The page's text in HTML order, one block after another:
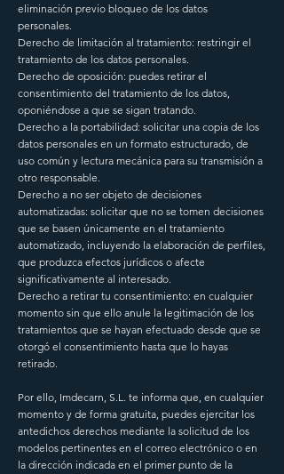
eliminación previo bloqueo de los datos
personales.
Derecho de limitación al tratamiento: restringir el
tratamiento de los datos personales.
Derecho de oposición: puedes retirar el
consentimiento del tratamiento de los datos,
oponiéndose a que se sigan tratando.
Derecho a la portabilidad: solicitar una copia de los
datos personales en un formato estructurado, de
uso común y lectura mecánica para su transmisión a
otro responsable.
Derecho a no ser objeto de decisiones
automatizadas: solicitar que no se tomen decisiones
que se basen únicamente en el tratamiento
automatizado, incluyendo la elaboración de perfiles,
que produzca efectos jurídicos o afecte
significativamente al interesado.
Derecho a retirar tu consentimiento: en cualquier
momento sin que ello anule la legitimación de los
tratamientos que se hayan efectuado desde que se
otorgó el consentimiento hasta que lo hayas
retirado.
Por ello, Imdecarn, S.L. te informa que, en cualquier
momento y de forma gratuita, puedes ejercitar los
antedichos derechos mediante la solicitud de los
modelos pertinentes en el correo electrónico o en
la dirección indicada en el primer punto de la